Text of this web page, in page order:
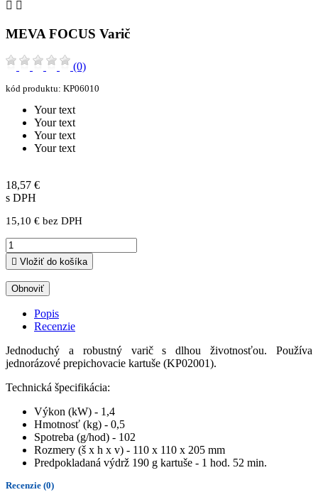
 
MEVA FOCUS Varič
(0)
kód produktu: KP06010
Your text
Your text
Your text
Your text
18,57 €
s DPH
15,10 € bez DPH
 Vložiť do košíka
Popis
Recenzie
Jednoduchý a robustný varič s dlhou životnosťou. Používa
jednorázové prepichovacie kartuše (KP02001).
Technická špecifikácia:
Výkon (kW) - 1,4
Hmotnosť (kg) - 0,5
Spotreba (g/hod) - 102
Rozmery (š x h x v) - 110 x 110 x 205 mm
Predpokladaná výdrž 190 g kartuše - 1 hod. 52 min.
Recenzie (0)